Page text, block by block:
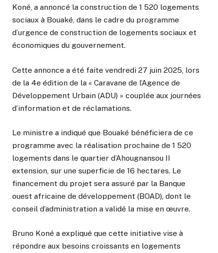
Koné, a annoncé la construction de 1 520 logements
sociaux à Bouaké, dans le cadre du programme
d’urgence de construction de logements sociaux et
économiques du gouvernement.
Cette annonce a été faite vendredi 27 juin 2025, lors
de la 4e édition de la « Caravane de l’Agence de
Développement Urbain (ADU) » couplée aux journées
d’information et de réclamations.
Le ministre a indiqué que Bouaké bénéficiera de ce
programme avec la réalisation prochaine de 1 520
logements dans le quartier d’Ahougnansou II
extension, sur une superficie de 16 hectares. Le
financement du projet sera assuré par la Banque
ouest africaine de développement (BOAD), dont le
conseil d’administration a validé la mise en œuvre.
Bruno Koné a expliqué que cette initiative vise à
répondre aux besoins croissants en logements